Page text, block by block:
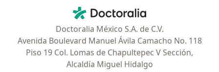
Doctoralia - Página de inicio
Doctoralia México S.A. de C.V.
Avenida Boulevard Manuel Ávila Camacho No. 118
Piso 19 Col. Lomas de Chapultepec V Sección,
Alcaldía Miguel Hidalgo